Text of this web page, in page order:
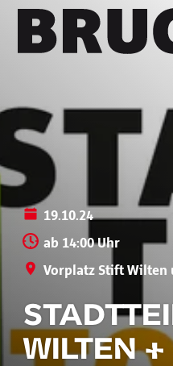
+43 (0) 512 / 56 15 00
Mo. – Fr.: 9:00 – 17:00 Uhr
19.10.24
ab 14:00 Uhr
Vorplatz Stift Wilten
WILTEN +